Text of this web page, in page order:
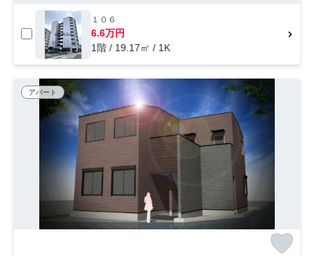
１０６
6.6万円
1階 / 19.17㎡ / 1K
アパート